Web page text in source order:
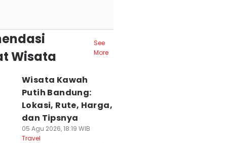
Wisata
See
More
Wisata Kawah
Putih Bandung:
Lokasi, Rute, Harga,
dan Tipsnya
05 Agu 2026, 18:19 WIB
Travel